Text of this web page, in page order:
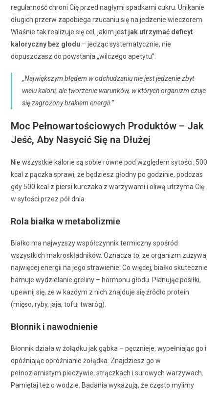
regularność chroni Cię przed nagłymi spadkami cukru. Unikanie
długich przerw zapobiega rzucaniu się na jedzenie wieczorem.
Właśnie tak realizuje się cel, jakim jest jak utrzymać deficyt
kaloryczny bez głodu – jedząc systematycznie, nie
dopuszczasz do powstania „wilczego apetytu”.
„Największym błędem w odchudzaniu nie jest jedzenie zbyt
wielu kalorii, ale tworzenie warunków, w których organizm czuje
się zagrożony brakiem energii.”
Moc Pełnowartościowych Produktów – Jak
Jeść, Aby Nasycić Się na Dłużej
Nie wszystkie kalorie są sobie równe pod względem sytości. 500
kcal z pączka sprawi, że będziesz głodny po godzinie, podczas
gdy 500 kcal z piersi kurczaka z warzywami i oliwą utrzyma Cię
w sytości przez pół dnia.
Rola białka w metabolizmie
Białko ma najwyższy współczynnik termiczny spośród
wszystkich makroskładników. Oznacza to, że organizm zużywa
najwięcej energii na jego strawienie. Co więcej, białko skutecznie
hamuje wydzielanie greliny – hormonu głodu. Planując posiłki,
upewnij się, że w każdym z nich znajduje się źródło protein
(mięso, ryby, jaja, tofu, twaróg).
Błonnik i nawodnienie
Błonnik działa w żołądku jak gąbka – pęcznieje, wypełniając go i
opóźniając opróżnianie żołądka. Znajdziesz go w
pełnoziarnistym pieczywie, strączkach i surowych warzywach.
Pamiętaj też o wodzie. Badania wykazują, że często mylimy